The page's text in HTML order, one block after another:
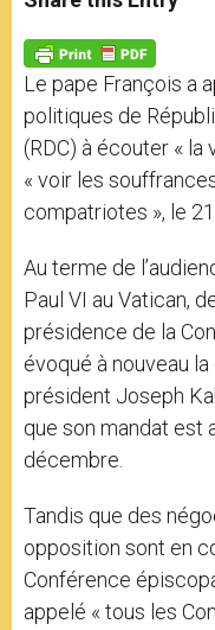
s
p
p
e
g
e
r
b
o
k
Le pape François a
politiques de
(RDC) à écouter «
« voir les
compatriotes », le
Au terme de
Paul VI au Vatican,
présidence de la
évoqué à nouveau
président Joseph
que son mandat est
décembre.
Tandis que des
opposition sont en
Conférence
appelé « tous les